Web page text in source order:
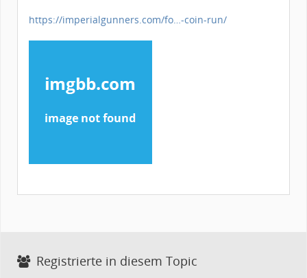
https://imperialgunners.com/fo…-coin-run/
Registrierte in diesem Topic